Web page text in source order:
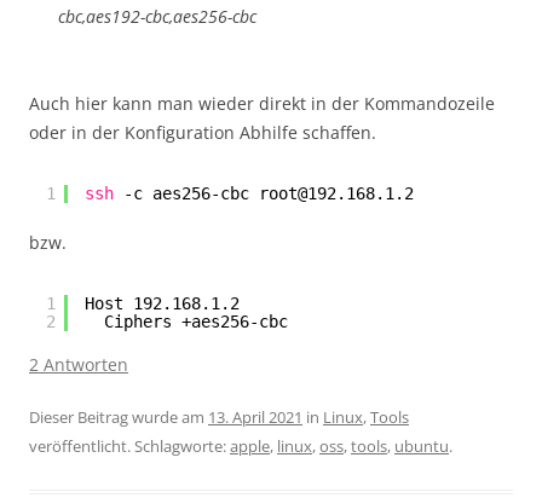
cbc,aes192-cbc,aes256-cbc
Auch hier kann man wieder direkt in der Kommandozeile
oder in der Konfiguration Abhilfe schaffen.
1 ssh -c aes256-cbc root@192.168.1.2
bzw.
1
2
Host 192.168.1.2
Ciphers +aes256-cbc
2 Antworten
Dieser Beitrag wurde am 13. April 2021 in Linux,Tools
veröffentlicht. Schlagworte:apple, linux,oss,tools, ubuntu.